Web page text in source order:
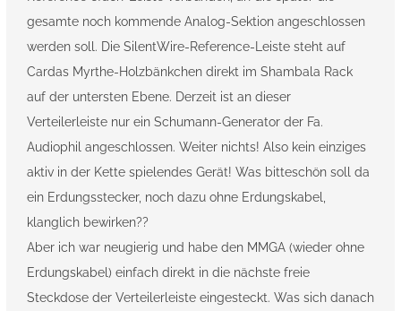
gesamte noch kommende Analog-Sektion angeschlossen
werden soll. Die SilentWire-Reference-Leiste steht auf
Cardas Myrthe-Holzbänkchen direkt im Shambala Rack
auf der untersten Ebene. Derzeit ist an dieser
Verteilerleiste nur ein Schumann-Generator der Fa.
Audiophil angeschlossen. Weiter nichts! Also kein einziges
aktiv in der Kette spielendes Gerät! Was bitteschön soll da
ein Erdungsstecker, noch dazu ohne Erdungskabel,
klanglich bewirken??
Aber ich war neugierig und habe den MMGA (wieder ohne
Erdungskabel) einfach direkt in die nächste freie
Steckdose der Verteilerleiste eingesteckt. Was sich danach